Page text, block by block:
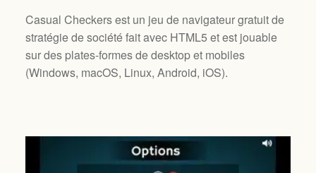
Casual Checkers est un jeu de navigateur gratuit de
stratégie de société fait avec HTML5 et est jouable
sur des plates-formes de desktop et mobiles
(Windows, macOS, Linux, Android, iOS).